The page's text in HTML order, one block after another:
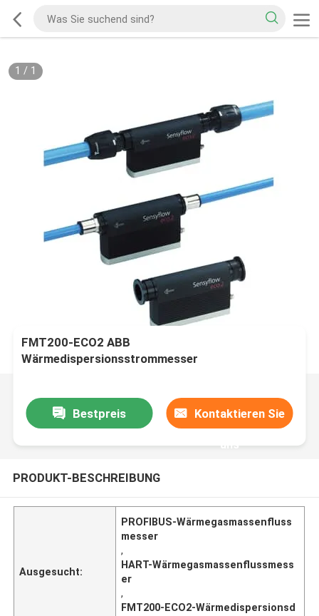
1 / 1
FMT200-ECO2 ABB
Wärmedispersionsstrommesser
Bestpreis Kontaktieren Sie
uns
PRODUKT-BESCHREIBUNG
Ausgesucht:
PROFIBUS-Wärmegasmassenfluss
messer
,
HART-Wärmegasmassenflussmess
er
,
FMT200-ECO2-Wärmedispersionsd